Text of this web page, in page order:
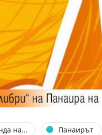
на... Панаирът